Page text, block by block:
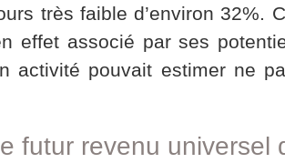
très faible d’environ 32%.
effet associé par ses
activité pouvait estimer ne
futur revenu universel